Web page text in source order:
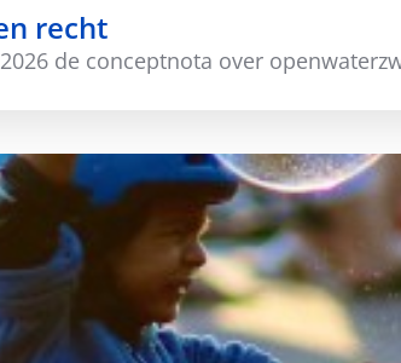
recht
de conceptnota over